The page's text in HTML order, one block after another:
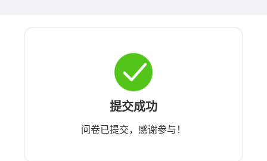
提交成功
问卷已提交，感谢参与！